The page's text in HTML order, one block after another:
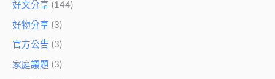
好文分享 (144)
好物分享 (3)
官方公告 (3)
家庭議題 (3)